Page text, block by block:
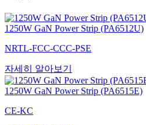
1250W GaN Power Strip (PA6512U)
NRTL-FCC-CCC-PSE
자세히 알아보기
1250W GaN Power Strip (PA6515E)
CE-KC